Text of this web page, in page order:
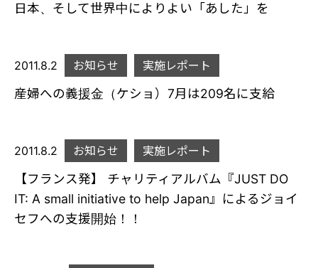
日本、そして世界中によりよい「あした」を
2011.8.2 お知らせ 実施レポート
産婦への義援金（ケショ）7月は209名に支給
2011.8.2 お知らせ 実施レポート
【フランス発】 チャリティアルバム『JUST DO
IT: A small initiative to help Japan』によるジョイ
セフへの支援開始！！